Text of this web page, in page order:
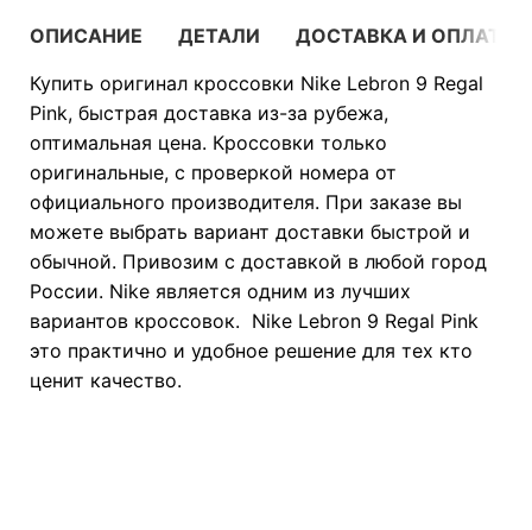
ОПИСАНИЕ ДЕТАЛИ
ДОСТАВКА И ОПЛАТА
Купить оригинал кроссовки Nike Lebron 9 Regal
Pink, быстрая доставка из-за рубежа,
оптимальная цена. Кроссовки только
оригинальные, с проверкой номера от
официального производителя. При заказе вы
можете выбрать вариант доставки быстрой и
обычной. Привозим с доставкой в любой город
России. Nike является одним из лучших
вариантов кроссовок. Nike Lebron 9 Regal Pink
это практично и удобное решение для тех кто
ценит качество.